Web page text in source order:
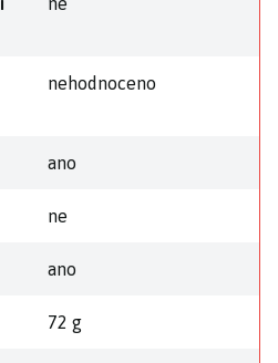
nehodnoceno
ano
ne
ano
72 g